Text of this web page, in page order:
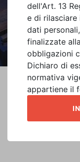
dell'Art. 13
e di
dati
finalizzate
obbligazioni
Dichiaro di
normativa
appartiene il